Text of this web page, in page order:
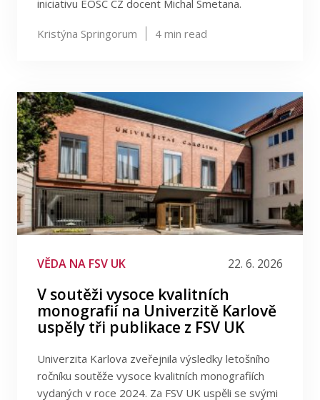
iniciativu EOSC CZ docent Michal Smetana.
Kristýna Springorum 4 min read
VĚDA NA FSV UK 22. 6. 2026
V soutěži vysoce kvalitních
monografií na Univerzitě Karlově
uspěly tři publikace z FSV UK
Univerzita Karlova zveřejnila výsledky letošního
ročníku soutěže vysoce kvalitních monografiích
vydaných v roce 2024. Za FSV UK uspěli se svými